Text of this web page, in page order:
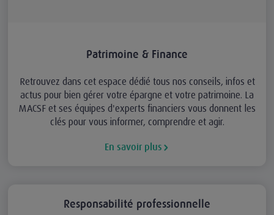
Patrimoine & Finance
Retrouvez dans cet espace dédié tous nos conseils, infos et
actus pour bien gérer votre épargne et votre patrimoine. La
MACSF et ses équipes d'experts financiers vous donnent les
clés pour vous informer, comprendre et agir.
En savoir plus
Responsabilité professionnelle